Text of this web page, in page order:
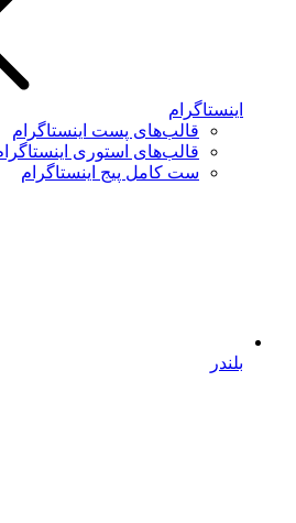
اینستاگرام
قالب‌های پست اینستاگرام
قالب‌های استوری
ست کامل پیج اینستاگرام
بلندر